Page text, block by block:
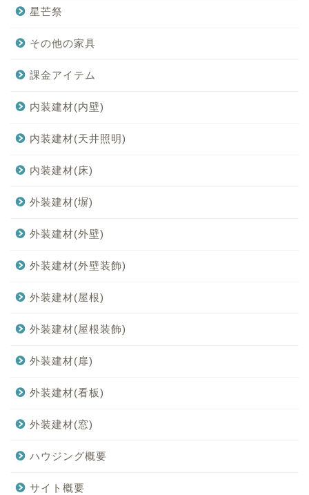
星芒祭
その他の家具
課金アイテム
内装建材(内壁)
内装建材(天井照明)
内装建材(床)
外装建材(塀)
外装建材(外壁)
外装建材(外壁装飾)
外装建材(屋根)
外装建材(屋根装飾)
外装建材(扉)
外装建材(看板)
外装建材(窓)
ハウジング概要
サイト概要